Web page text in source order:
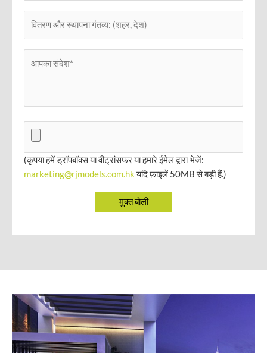
(कृपया हमें ड्रॉपबॉक्स या वीट्रांसफर या हमारे ईमेल द्वारा भेजें:
marketing@rjmodels.com.hkयदि फ़ाइलें 50MB से बड़ी हैं.)